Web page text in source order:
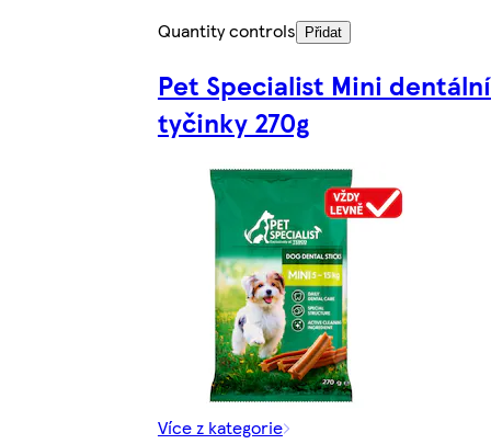
Quantity controls
Přidat
Pet Specialist Mini dentální
tyčinky 270g
Více z kategorie